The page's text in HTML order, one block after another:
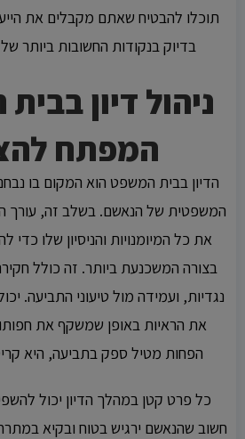
תוכלו להבטיח שאתם מקבלים את
בדיוק בנקודות החשובות ביותר
ניהול דיון
המפתח
הדיון בבית המשפט הוא המקום בו
המשפטית של הנאשם. בשלב זה, עורך
את כל המיומנויות והניסיון שלו כדי
בצורה המשכנעת ביותר. זה כולל
נגדיות, ועמידה מול טיעוני התביעה.
את הראיות באופן שמשקף את
הפחות מטיל ספק בתביעה, היא
כל פרט קטן במהלך הדיון יכול
חשוב שהנאשם ירגיש בטוח ובקיא